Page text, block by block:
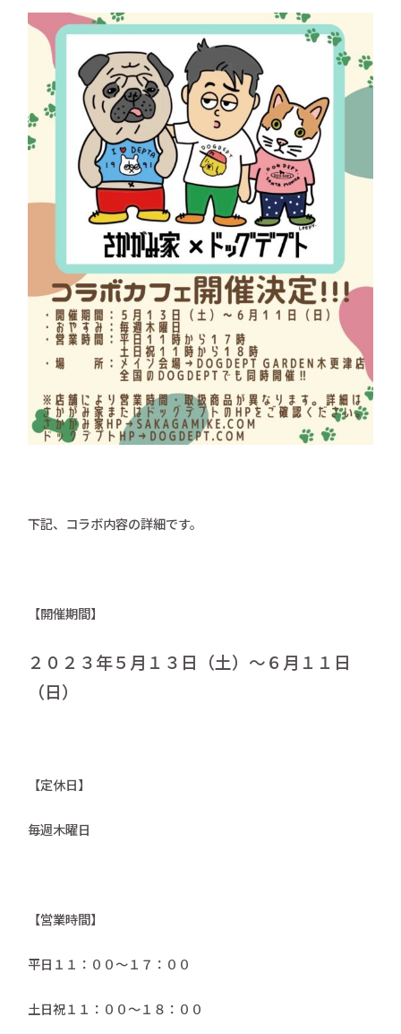
下記、コラボ内容の詳細です。
【開催期間】
２０２３年５月１３日（土）～６月１１日
（日）
【定休日】
毎週木曜日
【営業時間】
平日１１：００～１７：００
土日祝１１：００～１８：００